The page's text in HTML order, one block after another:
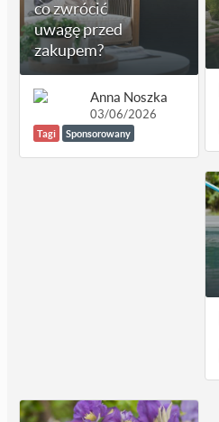
co zwrócić
uwagę przed
zakupem?
Anna Noszka
03/06/2026
Tagi Sponsorowany